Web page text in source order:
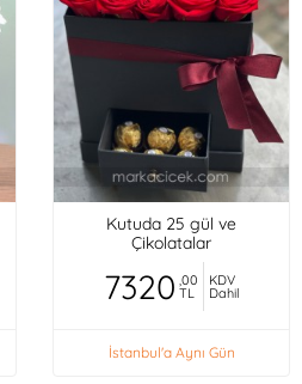
Kutuda 25 gül ve
Çikolatalar
7320 ,00
TL
KDV
Dahil
İstanbul'a Aynı Gün